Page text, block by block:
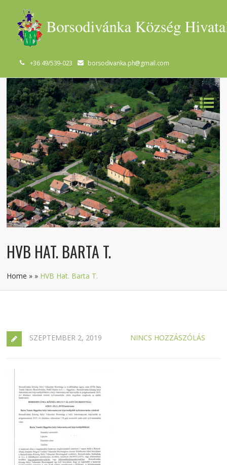
+36 49/539-023 borsodivanka.ph@gmail.com
HVB HAT. BARTA T.
Home » » HVB Hat. Barta T.
SZEPTEMBER 2, 2019 NINCS HOZZÁSZÓLÁS